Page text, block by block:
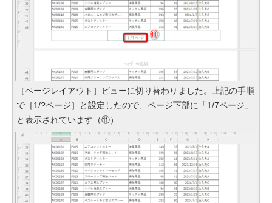
［ページレイアウト］ビューに切り替わりました。上記の手順
で［1/?ページ］と設定したので、ページ下部に「1/7ページ」
と表示されています（⑪）